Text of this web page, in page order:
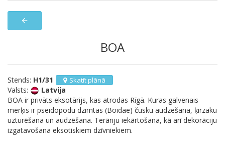
arrow_back
BOA
Stends: H1/31 Skatīt plānā
Valsts:
Latvija
BOA ir privāts eksotārijs, kas atrodas Rīgā. Kuras galvenais
mērķis ir pseidopodu dzimtas (Boidae) čūsku audzēšana, ķirzaku
uzturēšana un audzēšana. Terāriju iekārtošana, kā arī dekorāciju
izgatavošana eksotiskiem dzīvniekiem.